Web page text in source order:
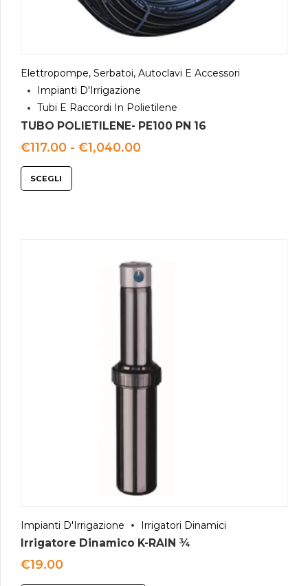
Elettropompe, Serbatoi, Autoclavi E Accessori
Impianti D'Irrigazione
Tubi E Raccordi In Polietilene
TUBO POLIETILENE- PE100 PN 16
€117.00 - €1,040.00Fascia
SCEGLI
Impianti D'Irrigazione Irrigatori Dinamici
Irrigatore Dinamico K-RAIN ¾
€19.00